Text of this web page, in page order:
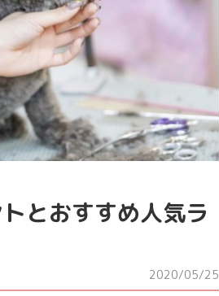
とおすすめ人気ラ
2020/05/25